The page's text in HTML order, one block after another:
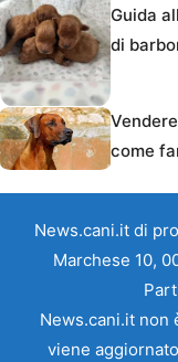
Guida
di
come
News.cani.it di
Marchese 10,
News.cani.it non
viene